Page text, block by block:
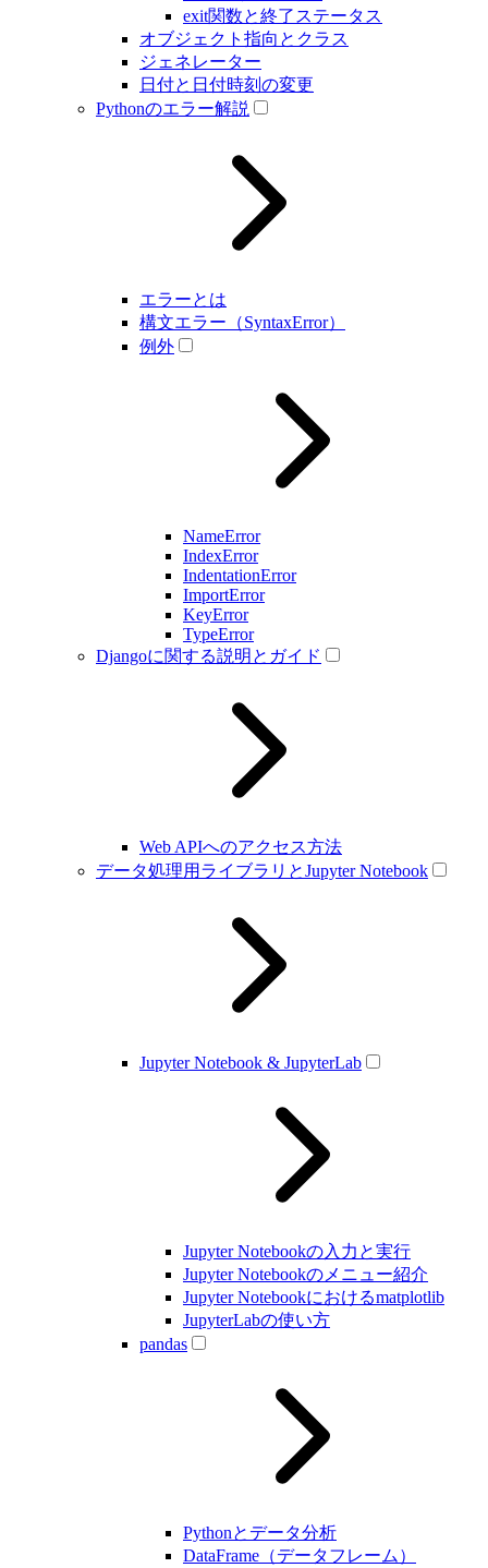
exit関数と終了ステータス
オブジェクト指向とクラス
ジェネレーター
日付と日付時刻の変更
Pythonのエラー解説
エラーとは
構文エラー（SyntaxError）
例外
NameError
IndexError
IndentationError
ImportError
KeyError
TypeError
Djangoに関する説明とガイド
Web APIへのアクセス方法
データ処理用ライブラリとJupyter Notebook
Jupyter Notebook & JupyterLab
Jupyter Notebookの入力と実行
Jupyter Notebookのメニュー紹介
Jupyter Notebookにおけるmatplotlib
JupyterLabの使い方
pandas
Pythonとデータ分析
DataFrame（データフレーム）